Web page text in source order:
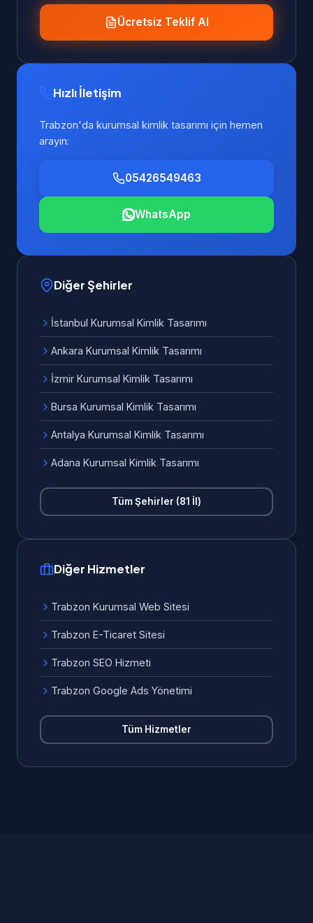
Ücretsiz Teklif Al
Hızlı İletişim
Trabzon'da kurumsal kimlik tasarımı için hemen
arayın:
05426549463
WhatsApp
Diğer Şehirler
İstanbul Kurumsal Kimlik Tasarımı
Ankara Kurumsal Kimlik Tasarımı
İzmir Kurumsal Kimlik Tasarımı
Bursa Kurumsal Kimlik Tasarımı
Antalya Kurumsal Kimlik Tasarımı
Adana Kurumsal Kimlik Tasarımı
Tüm Şehirler (81 İl)
Diğer Hizmetler
Trabzon Kurumsal Web Sitesi
Trabzon E-Ticaret Sitesi
Trabzon SEO Hizmeti
Trabzon Google Ads Yönetimi
Tüm Hizmetler